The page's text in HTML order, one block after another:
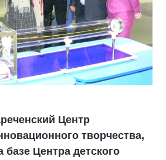
Центр
творчества,
Центра детского